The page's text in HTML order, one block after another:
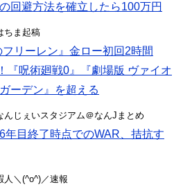
回避方法を確立したら100万円
ちま起稿
リーレン』金ロー初回2時間
『呪術廻戦0』『劇場版 ヴァイオ
ーデン』を超える
んじぇいスタジアム＠なんJまとめ
年目終了時点でのWAR、拮抗す
人＼(^o^)／速報